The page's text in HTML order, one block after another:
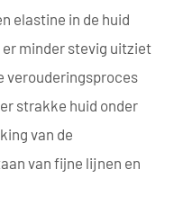
elastine in de huid
minder stevig uitziet
verouderingsproces
strakke huid onder
van de
van fijne lijnen en